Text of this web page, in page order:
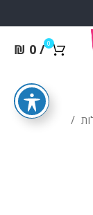
0
/
₪ 0